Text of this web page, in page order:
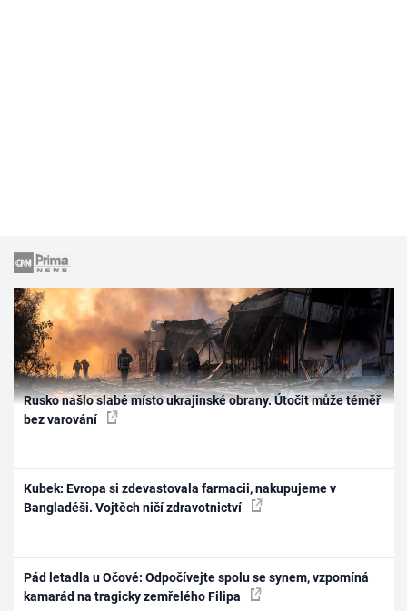
Rusko našlo slabé místo ukrajinské obrany. Útočit může téměř
bez varování
Kubek: Evropa si zdevastovala farmacii, nakupujeme v
Bangladéši. Vojtěch ničí zdravotnictví
Pád letadla u Očové: Odpočívejte spolu se synem, vzpomíná
kamarád na tragicky zemřelého Filipa